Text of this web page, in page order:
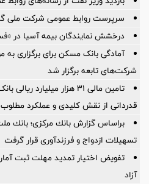
سرپرست روابط عمومی شركت ملی
درخشش نمایندگان بیمه آسیا در
آمادگی بانک مسکن برای برگزاری
شرکت‌های تابعه برگزار شد
تامین مالی ۳۱ هزار
قدردانی از نقش کلیدی و عملکرد
براساس گزارش بانك مركزی؛ بانك
تسهیلات ازدواج و فرزندآوری قرار گرفت
تفویض اختیار تمدید مهلت ثبت
آزاد